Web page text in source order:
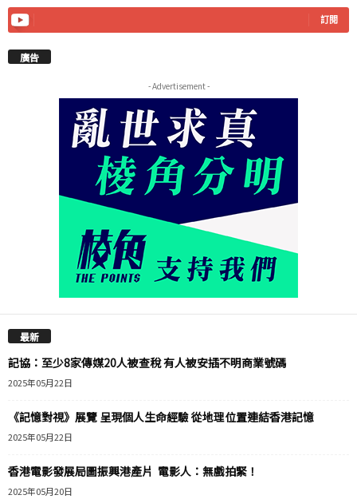
訂閱
廣告
- Advertisement -
最新
記協：至少8家傳媒20人被查稅 有人被安插不明商業號碼
2025年05月22日
《記憶對視》展覽 呈現個人生命經驗 從地理位置連結香港記憶
2025年05月22日
香港電影發展局圖振興港產片 電影人：無戲拍緊！
2025年05月20日